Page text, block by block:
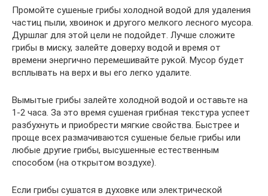
Промойте сушеные грибы холодной водой для удаления
частиц пыли, хвоинок и другого мелкого лесного мусора.
Дуршлаг для этой цели не подойдет. Лучше сложите
грибы в миску, залейте доверху водой и время от
времени энергично перемешивайте рукой. Мусор будет
всплывать на верх и вы его легко удалите.
Вымытые грибы залейте холодной водой и оставьте на
1-2 часа. За это время сушеная грибная текстура успеет
разбухнуть и приобрести мягкие свойства. Быстрее и
проще всех размачиваются сушеные белые грибы или
любые другие грибы, высушенные естественным
способом (на открытом воздухе).
Если грибы сушатся в духовке или электрической